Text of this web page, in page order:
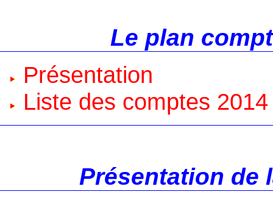
Le plan
Présentation
Liste des comptes 2014
Présentation de